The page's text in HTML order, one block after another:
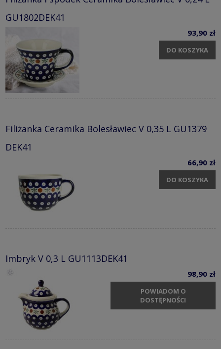
GU1802DEK41
93,90 zł
DO KOSZYKA
Filiżanka Ceramika Bolesławiec V 0,35 L GU1379
DEK41
66,90 zł
DO KOSZYKA
Imbryk V 0,3 L GU1113DEK41
98,90 zł
POWIADOM O
DOSTĘPNOŚCI